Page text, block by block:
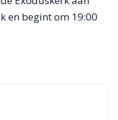
en begint om 19:00